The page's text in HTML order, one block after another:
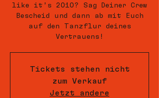
like it’s 2010? Sag Deiner Crew
Bescheid und dann ab mit Euch
auf den Tanzflur deines
Vertrauens!
Tickets stehen nicht
zum Verkauf
Jetzt andere